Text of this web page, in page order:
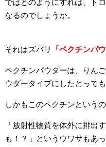
ではどのようにすれば、ト
なるのでしょうか。
それはズバリ 「ペクチンパ
ペクチンパウダーは、りん
ウダータイプにしたとって
しかもこのペクチンという
「放射性物質を体外に排出
も！？」というウワサもあっ